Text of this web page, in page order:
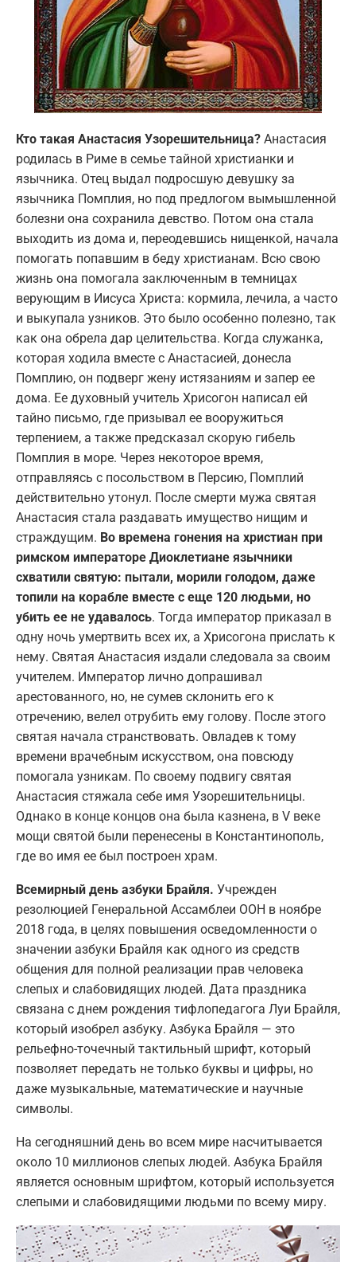
Кто такая Анастасия Узорешительница? Анастасия
родилась в Риме в семье тайной христианки и
язычника. Отец выдал подросшую девушку за
язычника Помплия, но под предлогом вымышленной
болезни она сохранила девство. Потом она стала
выходить из дома и, переодевшись нищенкой, начала
помогать попавшим в беду христианам. Всю свою
жизнь она помогала заключенным в темницах
верующим в Иисуса Христа: кормила, лечила, а часто
и выкупала узников. Это было особенно полезно, так
как она обрела дар целительства. Когда служанка,
которая ходила вместе с Анастасией, донесла
Помплию, он подверг жену истязаниям и запер ее
дома. Ее духовный учитель Хрисогон написал ей
тайно письмо, где призывал ее вооружиться
терпением, а также предсказал скорую гибель
Помплия в море. Через некоторое время,
отправляясь с посольством в Персию, Помплий
действительно утонул. После смерти мужа святая
Анастасия стала раздавать имущество нищим и
страждущим. Во времена гонения на христиан при
римском императоре Диоклетиане язычники
схватили святую: пытали, морили голодом, даже
топили на корабле вместе с еще 120 людьми, но
убить ее не удавалось. Тогда император приказал в
одну ночь умертвить всех их, а Хрисогона прислать к
нему. Святая Анастасия издали следовала за своим
учителем. Император лично допрашивал
арестованного, но, не сумев склонить его к
отречению, велел отрубить ему голову. После этого
святая начала странствовать. Овладев к тому
времени врачебным искусством, она повсюду
помогала узникам. По своему подвигу святая
Анастасия стяжала себе имя Узорешительницы.
Однако в конце концов она была казнена, в V веке
мощи святой были перенесены в Константинополь,
где во имя ее был построен храм.
Всемирный день азбуки Брайля. Учрежден
резолюцией Генеральной Ассамблеи ООН в ноябре
2018 года, в целях повышения осведомленности о
значении азбуки Брайля как одного из средств
общения для полной реализации прав человека
слепых и слабовидящих людей. Дата праздника
связана с днем рождения тифлопедагога Луи Брайля,
который изобрел азбуку. Азбука Брайля — это
рельефно-точечный тактильный шрифт, который
позволяет передать не только буквы и цифры, но
даже музыкальные, математические и научные
символы.
На сегодняшний день во всем мире насчитывается
около 10 миллионов слепых людей. Азбука Брайля
является основным шрифтом, который используется
слепыми и слабовидящими людьми по всему миру.